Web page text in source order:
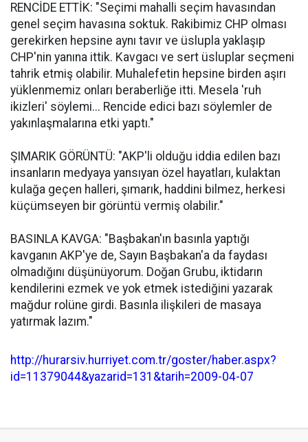
RENCİDE ETTİK: "Seçimi mahalli seçim havasından
genel seçim havasına soktuk. Rakibimiz CHP olması
gerekirken hepsine aynı tavır ve üslupla yaklaşıp
CHP'nin yanına ittik. Kavgacı ve sert üsluplar seçmeni
tahrik etmiş olabilir. Muhalefetin hepsine birden aşırı
yüklenmemiz onları beraberliğe itti. Mesela 'ruh
ikizleri' söylemi... Rencide edici bazı söylemler de
yakınlaşmalarına etki yaptı."
ŞIMARIK GÖRÜNTÜ: "AKP'li olduğu iddia edilen bazı
insanların medyaya yansıyan özel hayatları, kulaktan
kulağa geçen halleri, şımarık, haddini bilmez, herkesi
küçümseyen bir görüntü vermiş olabilir."
BASINLA KAVGA: "Başbakan'ın basınla yaptığı
kavganın AKP'ye de, Sayın Başbakan'a da faydası
olmadığını düşünüyorum. Doğan Grubu, iktidarın
kendilerini ezmek ve yok etmek istediğini yazarak
mağdur rolüne girdi. Basınla ilişkileri de masaya
yatırmak lazım."
http://hurarsiv.hurriyet.com.tr/goster/haber.aspx?
id=11379044&yazarid=131&tarih=2009-04-07